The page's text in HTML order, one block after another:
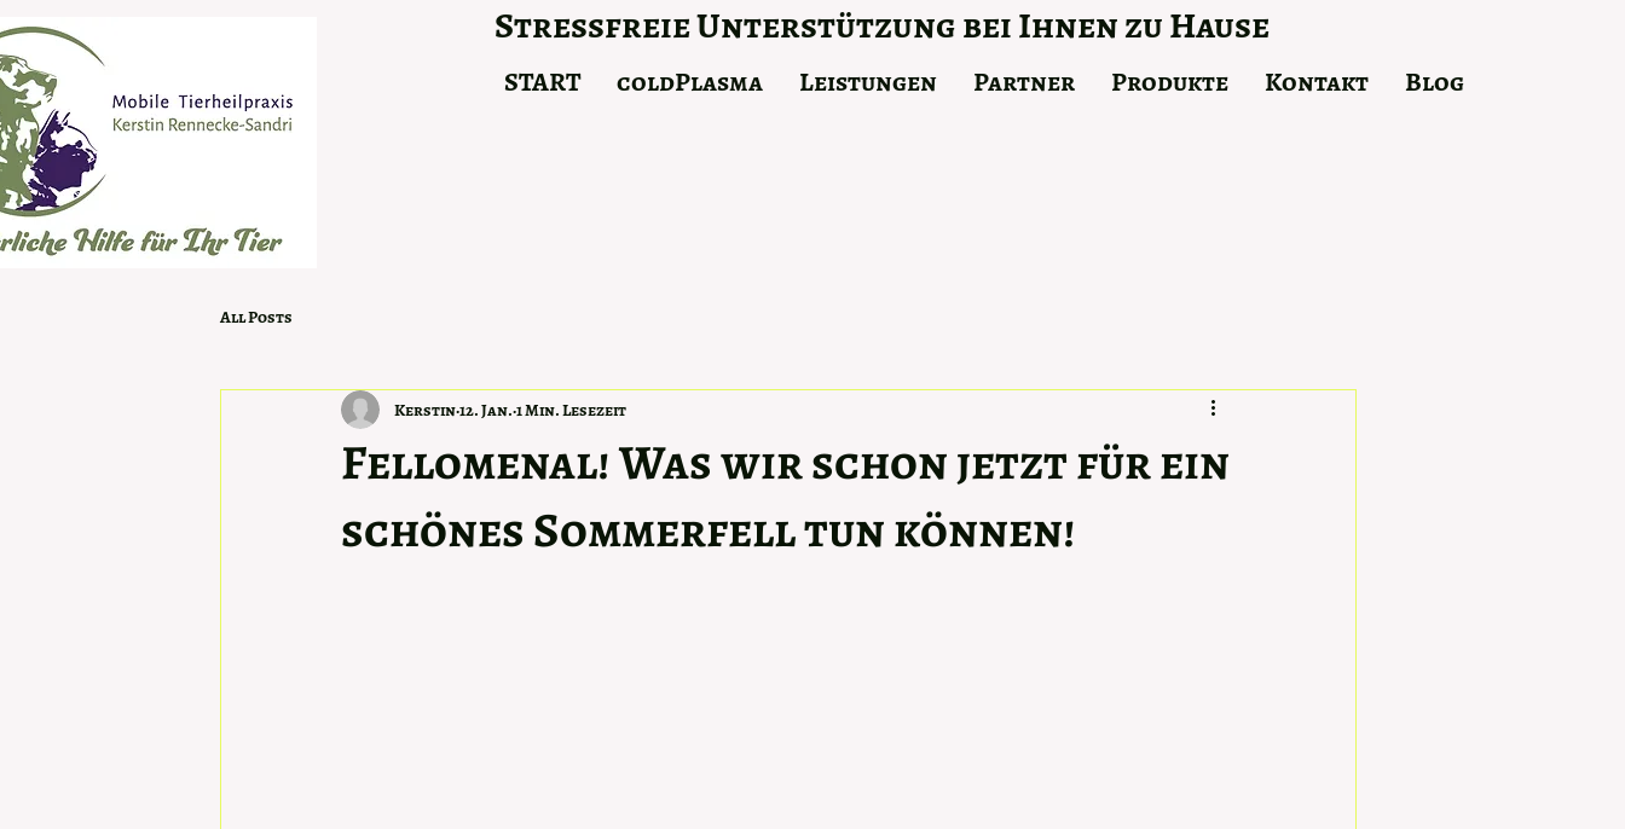
START coldPlasma Leistungen Partner Produkte Kontakt Blog
Stressfreie Unterstützung bei Ihnen zu Hause
All Posts
Fellomenal! Was wir schon jetzt für ein
schönes Sommerfell tun können!
Kerstin12. Jan. 1 Min. Lesezeit